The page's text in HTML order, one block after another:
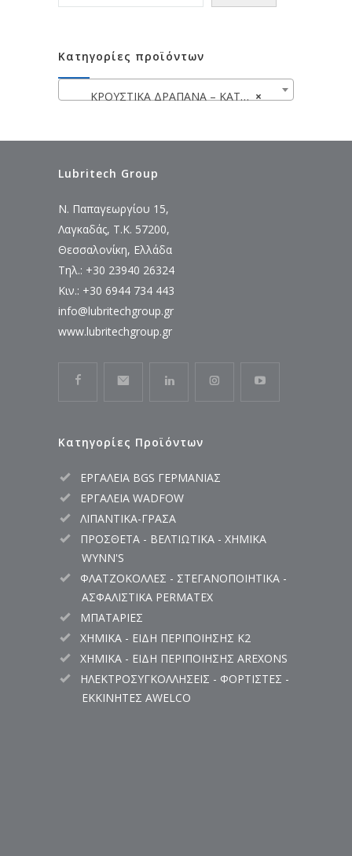
Κατηγορίες προϊόντων
×
ΚΡΟΥΣΤΙΚΑ ΔΡΑΠΑΝΑ – ΚΑΤΣΑΒΙΔΙΕΡΕΣ
Lubritech Group
Ν. Παπαγεωργίου 15,
Λαγκαδάς, Τ.Κ. 57200,
Θεσσαλονίκη, Ελλάδα
Τηλ.: +30 23940 26324
Κιν.: +30 6944 734 443
info@lubritechgroup.gr
www.lubritechgroup.gr
Κατηγορίες Προϊόντων
ΕΡΓΑΛΕΙΑ BGS ΓΕΡΜΑΝΙΑΣ
ΕΡΓΑΛΕΙΑ WADFOW
ΛΙΠΑΝΤΙΚΑ-ΓΡΑΣΑ
ΠΡΟΣΘΕΤΑ - ΒΕΛΤΙΩΤΙΚΑ - ΧΗΜΙΚΑ
WYNN'S
ΦΛΑΤΖΟΚΟΛΛΕΣ - ΣΤΕΓΑΝΟΠΟΙΗΤΙΚΑ -
ΑΣΦΑΛΙΣΤΙΚΑ PERMATEX
ΜΠΑΤΑΡΙΕΣ
ΧΗΜΙΚΑ - ΕΙΔΗ ΠΕΡΙΠΟΙΗΣΗΣ K2
ΧΗΜΙΚΑ - ΕΙΔΗ ΠΕΡΙΠΟΙΗΣΗΣ AREXONS
ΗΛΕΚΤΡΟΣΥΓΚΟΛΛΗΣΕΙΣ - ΦΟΡΤΙΣΤΕΣ -
ΕΚΚΙΝΗΤΕΣ AWELCO